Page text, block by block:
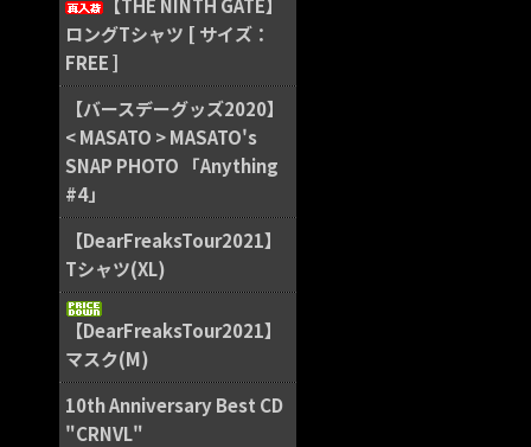
【THE NINTH GATE】
ロングTシャツ [ サイズ：
FREE ]
【バースデーグッズ2020】
< MASATO > MASATO's
SNAP PHOTO 「Anything
#4」
【DearFreaksTour2021】
Tシャツ(XL)
【DearFreaksTour2021】
マスク(M)
10th Anniversary Best CD
"CRNVL"